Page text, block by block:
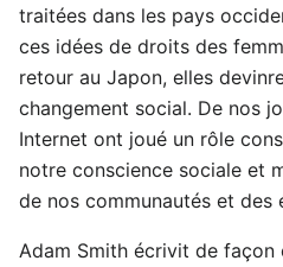
traitées dans les pays
ces idées de droits des
retour au Japon, elles
changement social. De nos
Internet ont joué un rôle
notre conscience sociale et
de nos communautés et des
Adam Smith écrivit de façon